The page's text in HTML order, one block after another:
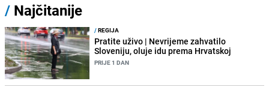
/ Najčitanije
/REGIJA
Pratite uživo | Nevrijeme zahvatilo
Sloveniju, oluje idu prema Hrvatskoj
PRIJE 1 DAN